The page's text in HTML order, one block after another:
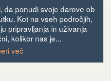
da ponudi svoje darove ob
Kot na vseh področjih,
pripravljanja in uživanja
kolikor nas je...
več